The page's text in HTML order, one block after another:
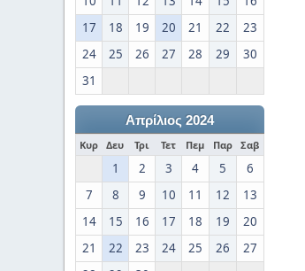
17
18 19 20 21 22
23
24
25 26 27 28 29
30
31
Απρίλιος 2024
Κυρ Δευ Τρι Τετ Πεμ Παρ Σαβ
1 2 3 4 5
6
7
8 9 10 11 12
13
14
15 16 17 18 19
20
21
22 23 24 25 26
27